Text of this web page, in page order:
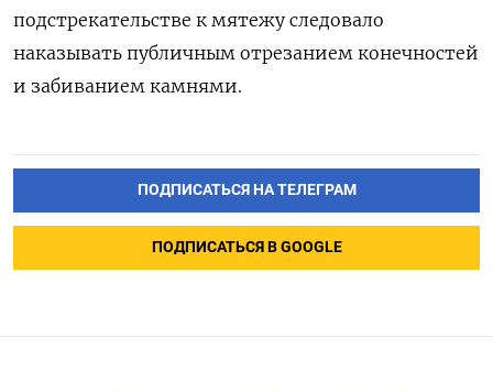
подстрекательстве к мятежу следовало
наказывать публичным отрезанием конечностей
и забиванием камнями.
ПОДПИСАТЬСЯ НА ТЕЛЕГРАМ
ПОДПИСАТЬСЯ В GOOGLE